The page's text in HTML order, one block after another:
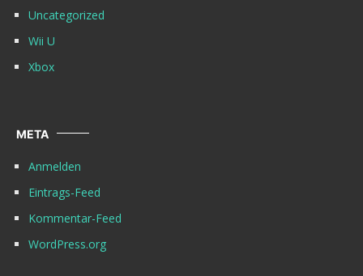
Uncategorized
Wii U
Xbox
META
Anmelden
Eintrags-Feed
Kommentar-Feed
WordPress.org